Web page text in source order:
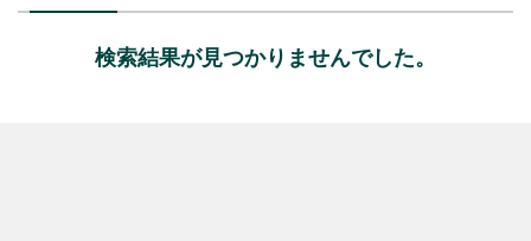
検索結果が見つかりませんでした。